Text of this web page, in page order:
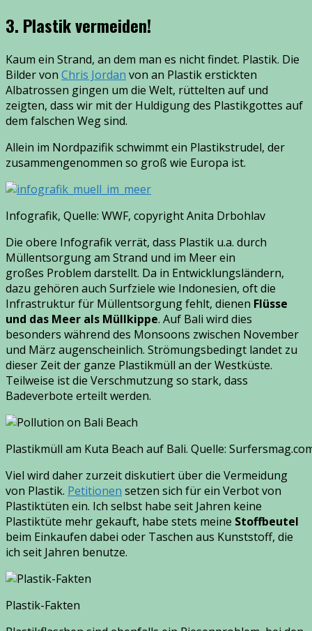
3. Plastik vermeiden!
Kaum ein Strand, an dem man es nicht findet. Plastik. Die
Bilder von Chris Jordan von an Plastik erstickten
Albatrossen gingen um die Welt, rüttelten auf und
zeigten, dass wir mit der Huldigung des Plastikgottes auf
dem falschen Weg sind.
Allein im Nordpazifik schwimmt ein Plastikstrudel, der
zusammengenommen so groß wie Europa ist.
Infografik, Quelle: WWF, copyright Anita Drbohlav
Die obere Infografik verrät, dass Plastik u.a. durch
Müllentsorgung am Strand und im Meer ein
großes Problem darstellt. Da in Entwicklungsländern,
dazu gehören auch Surfziele wie Indonesien, oft die
Infrastruktur für Müllentsorgung fehlt, dienen Flüsse
und das Meer als Müllkippe. Auf Bali wird dies
besonders während des Monsoons zwischen November
und März augenscheinlich. Strömungsbedingt landet zu
dieser Zeit der ganze Plastikmüll an der Westküste.
Teilweise ist die Verschmutzung so stark, dass
Badeverbote erteilt werden.
Plastikmüll am Kuta Beach auf Bali. Quelle:
Viel wird daher zurzeit diskutiert über die Vermeidung
von Plastik. Petitionen setzen sich für ein Verbot von
Plastiktüten ein. Ich selbst habe seit Jahren keine
Plastiktüte mehr gekauft, habe stets meine Stoffbeutel
beim Einkaufen dabei oder Taschen aus Kunststoff, die
ich seit Jahren benutze.
Plastik-Fakten